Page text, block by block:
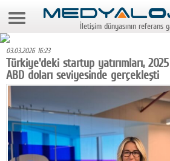
9 Ağustos 2026 12:31:02
Foto Galeri
Video Galeri
Gazeteler
Medya
Reyting-tiraj
İletişim dünyasının referans
03.03.2026 16:23
Türkiye'deki startup yatırımları,
ABD doları seviyesinde gerçekleşti